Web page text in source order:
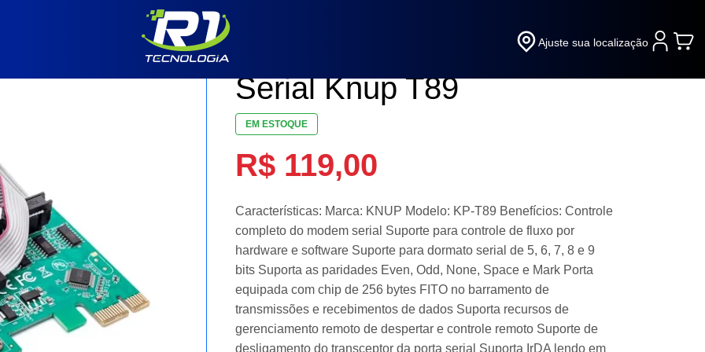
Ajuste sua localização
Placa Pci Express 02
Serial Knup T89
EM ESTOQUE
R$119,00
Características: Marca: KNUP Modelo: KP-T89 Benefícios: Controle
completo do modem serial Suporte para controle de fluxo por
hardware e software Suporte para dormato serial de 5, 6, 7, 8 e 9
bits Suporta as paridades Even, Odd, None, Space e Mark Porta
equipada com chip de 256 bytes FITO no barramento de
transmissões e recebimentos de dados Suporta recursos de
gerenciamento remoto de despertar e controle remoto Suporte de
desligamento do transceptor da porta serial Suporta IrDA lendo em